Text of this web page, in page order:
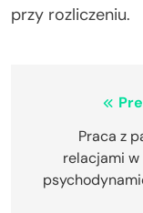
przy rozliczeniu.
Nawigacja
wpisuPraca z
relacjami